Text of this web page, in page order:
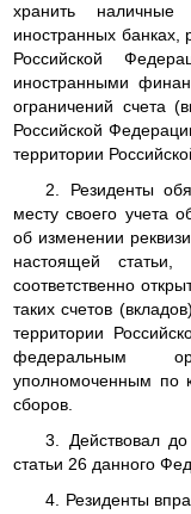
хранить
иностранных банках,
Российской
иностранными
ограничений счета
Российской
территории
2. Резиденты
месту своего учета
об изменении
настоящей
соответственно
таких счетов
территории
федеральным
уполномоченным по
сборов.
3. Действовал
статьи 26 данного
4. Резиденты